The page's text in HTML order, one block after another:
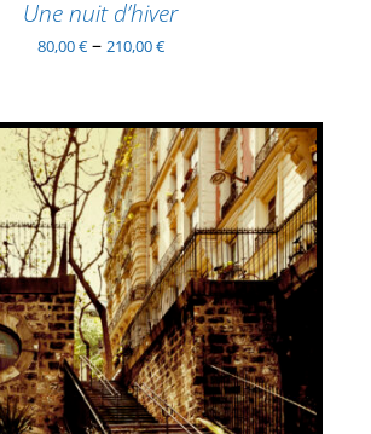
PAGE
Une nuit d’hiver
80,00€– 210,00€